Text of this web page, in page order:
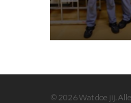
© 2026 Wat doe jij.